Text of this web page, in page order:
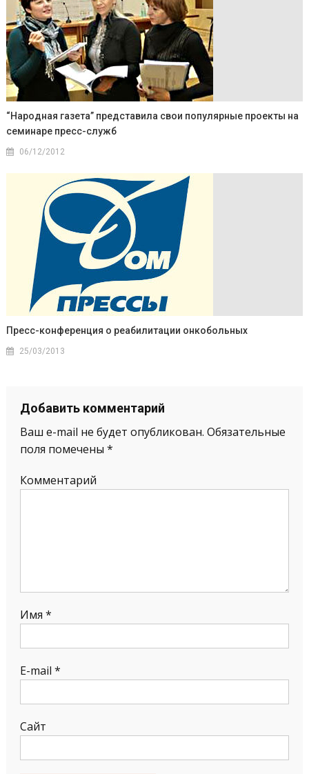
“Народная газета” представила свои популярные проекты на
семинаре пресс-служб
06/12/2012
Пресс-конференция о реабилитации онкобольных
25/03/2013
Добавить комментарий
Ваш e-mail не будет опубликован. Обязательные
поля помечены *
Комментарий
Имя *
E-mail *
Сайт